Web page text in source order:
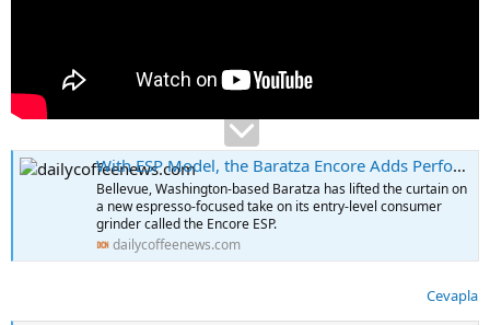
With ESP Model, the Baratza Encore Adds Performance
Bellevue, Washington-based Baratza has lifted the curtain on
a new espresso-focused take on its entry-level consumer
grinder called the Encore ESP.
dailycoffeenews.com
Cevapla